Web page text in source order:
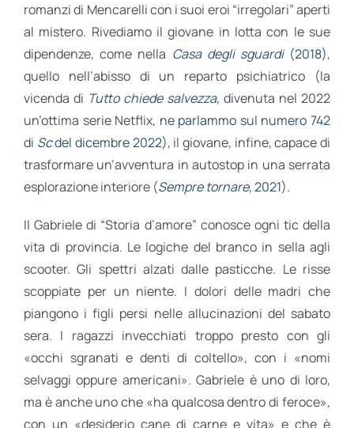
romanzi di Mencarelli con i suoi eroi “irregolari” aperti
al mistero. Rivediamo il giovane in lotta con le sue
dipendenze, come nella Casa degli sguardi (2018),
quello nell’abisso di un reparto psichiatrico (la
vicenda di Tutto chiede salvezza, divenuta nel 2022
un’ottima serie Netflix, ne parlammo sul numero 742
di Scdel dicembre 2022), il giovane, infine, capace di
trasformare un’avventura in autostop in una serrata
esplorazione interiore (Sempre tornare, 2021).
Il Gabriele di “Storia d’amore” conosce ogni tic della
vita di provincia. Le logiche del branco in sella agli
scooter. Gli spettri alzati dalle pasticche. Le risse
scoppiate per un niente. I dolori delle madri che
piangono i figli persi nelle allucinazioni del sabato
sera. I ragazzi invecchiati troppo presto con gli
«occhi sgranati e denti di coltello», con i «nomi
selvaggi oppure americani». Gabriele è uno di loro,
ma è anche uno che «ha qualcosa dentro di feroce»,
con un «desiderio cane di carne e vita» e che è